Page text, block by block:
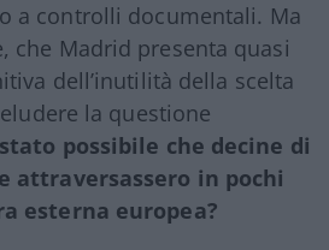
a controlli documentali. Ma
che Madrid presenta quasi
dell’inutilità della scelta
la questione
possibile che decine di
attraversassero in pochi
esterna europea?